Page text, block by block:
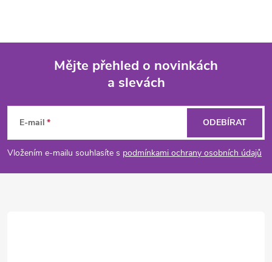
ý
i
s
p
a
Mějte přehled o novinkách
a slevách
E-mail
Vložením e-mailu souhlasíte s podmínkami ochrany osobních údajů
ODEBÍRAT